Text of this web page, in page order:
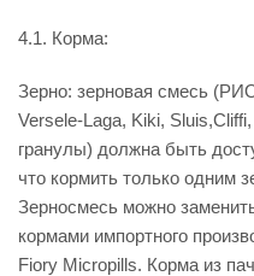
4.1. Корма:
Зерно: зерновая смесь
Versele-Laga, Kiki,
гранулы) должна быть
что кормить только одним
Зерносмесь можно
кормами импортного
Fiory Micropills. Корма из